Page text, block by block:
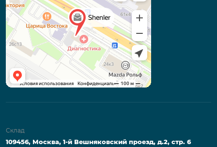
Склад
109456, Москва, 1-й Вешняковский проезд, д.2, стр. 6